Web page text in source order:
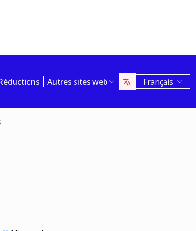
Autres sites web Français